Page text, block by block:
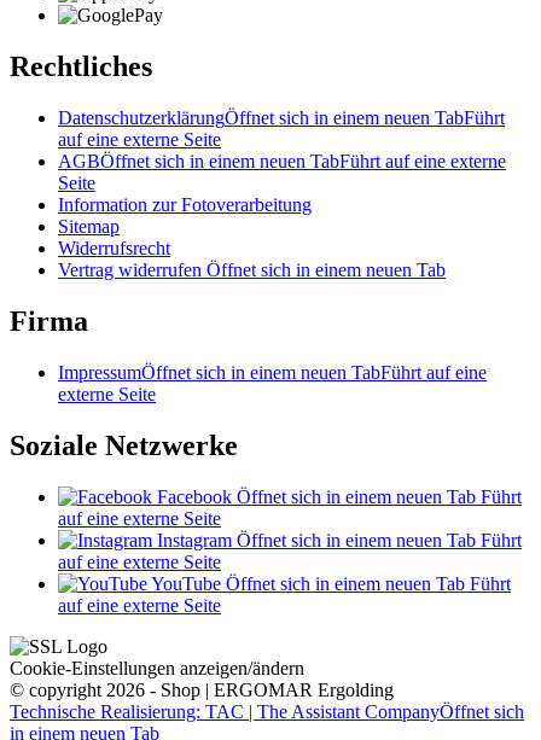
Rechtliches
DatenschutzerklärungÖffnet sich in einem neuen TabFührt
auf eine externe Seite
AGBÖffnet sich in einem neuen TabFührt auf eine externe
Seite
Information zur Fotoverarbeitung
Sitemap
Widerrufsrecht
Vertrag widerrufen Öffnet sich in einem neuen Tab
Firma
ImpressumÖffnet sich in einem neuen TabFührt auf eine
externe Seite
Soziale Netzwerke
Facebook Öffnet sich in einem neuen Tab Führt
auf eine externe Seite
Instagram Öffnet sich in einem neuen Tab Führt
auf eine externe Seite
YouTube Öffnet sich in einem neuen Tab Führt
auf eine externe Seite
Cookie-Einstellungen anzeigen/ändern
© copyright 2026 - Shop | ERGOMAR Ergolding
Technische Realisierung: TAC | The Assistant CompanyÖffnet sich
in einem neuen Tab